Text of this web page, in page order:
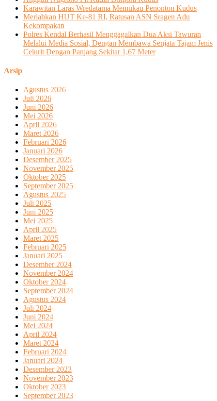
Karawitan Laras Wredatama Memukau Penonton Kudus
Meriahkan HUT Ke-81 RI, Ratusan ASN Sragen Adu
Kekompakan
Polres Kendal Berhasil Menggagalkan Dua Aksi Tawuran
Melalui Media Sosial, Dengan Membawa Senjata Tajam Jenis
Celurit Dengan Panjang Sekitar 1,67 Meter
Arsip
Agustus 2026
Juli 2026
Juni 2026
Mei 2026
April 2026
Maret 2026
Februari 2026
Januari 2026
Desember 2025
November 2025
Oktober 2025
September 2025
Agustus 2025
Juli 2025
Juni 2025
Mei 2025
April 2025
Maret 2025
Februari 2025
Januari 2025
Desember 2024
November 2024
Oktober 2024
September 2024
Agustus 2024
Juli 2024
Juni 2024
Mei 2024
April 2024
Maret 2024
Februari 2024
Januari 2024
Desember 2023
November 2023
Oktober 2023
September 2023